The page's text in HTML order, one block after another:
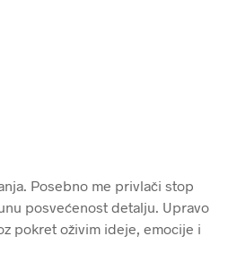
Posebno me privlači stop
posvećenost detalju. Upravo
pokret oživim ideje, emocije i